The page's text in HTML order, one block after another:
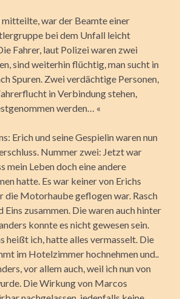
war der Beamte einer
bei dem Unfall leicht
Fahrer, laut Polizei waren zwei
sind weiterhin flüchtig, man sucht in
Spuren. Zwei verdächtige Personen,
in Verbindung stehen,
werden… «
Erich und seine Gespielin waren nun
Nummer zwei: Jetzt war
mein Leben doch eine andere
hatte. Es war keiner von Erichs
die Motorhaube geflogen war. Rasch
Eins zusammen. Die waren auch hinter
konnte es nicht gewesen sein.
heißt ich, hatte alles vermasselt. Die
im Hotelzimmer hochnehmen und..
vor allem auch, weil ich nun von
Die Wirkung von Marcos